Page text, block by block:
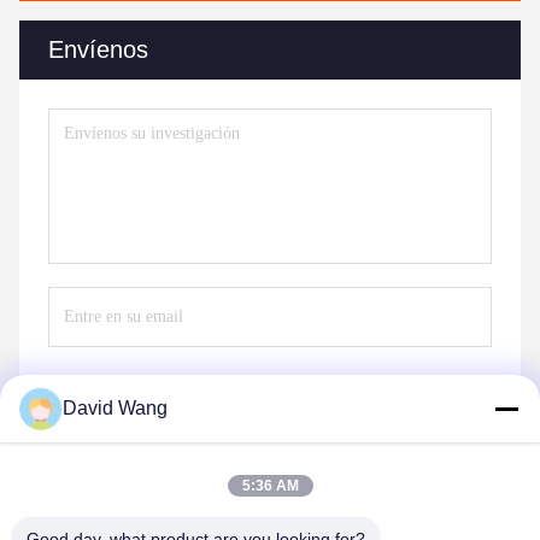
Envíenos
David Wang
5:36 AM